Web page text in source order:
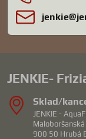
JENKIE-
Sklad/
JENKIE -
900 50 Hrubá